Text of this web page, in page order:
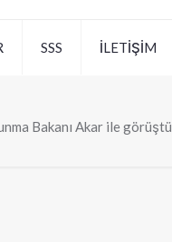
SSS İLETİŞİM
Bakanı Akar ile görüştü